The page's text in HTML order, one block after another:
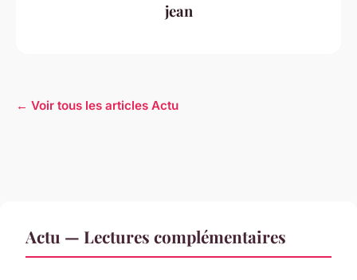
jean
← Voir tous les articles Actu
Actu — Lectures complémentaires